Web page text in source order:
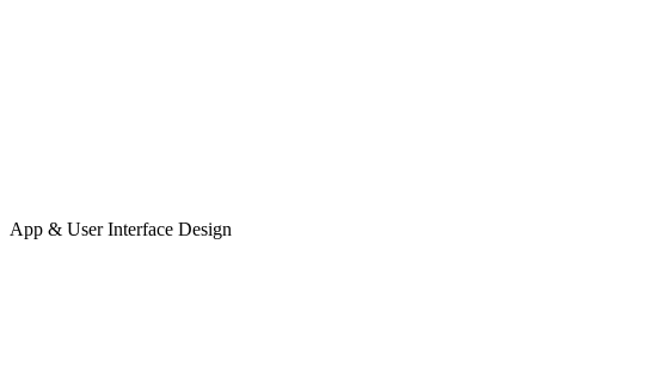
App & User Interface Design